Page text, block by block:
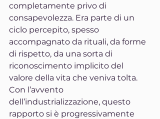
completamente privo di
consapevolezza. Era parte di un
ciclo percepito, spesso
accompagnato da rituali, da forme
di rispetto, da una sorta di
riconoscimento implicito del
valore della vita che veniva tolta.
Con l’avvento
dell’industrializzazione, questo
rapporto si è progressivamente